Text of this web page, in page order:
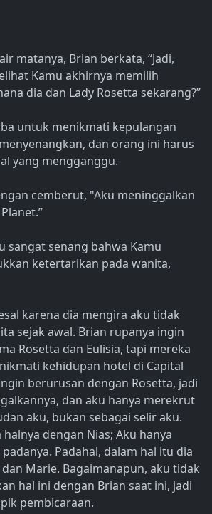
matanya, Brian berkata, “Jadi,
Kamu akhirnya memilih
dia dan Lady Rosetta sekarang?”
untuk menikmati kepulangan
dan orang ini harus
yang mengganggu.
cemberut, "Aku meninggalkan
sangat senang bahwa Kamu
ketertarikan pada wanita,
karena dia mengira aku tidak
sejak awal. Brian rupanya ingin
Rosetta dan Eulisia, tapi mereka
kehidupan hotel di Capital
berurusan dengan Rosetta, jadi
dan aku hanya merekrut
aku, bukan sebagai selir aku.
dengan Nias; Aku hanya
Padahal, dalam hal itu dia
Marie. Bagaimanapun, aku tidak
hal ini dengan Brian saat ini, jadi
pembicaraan.